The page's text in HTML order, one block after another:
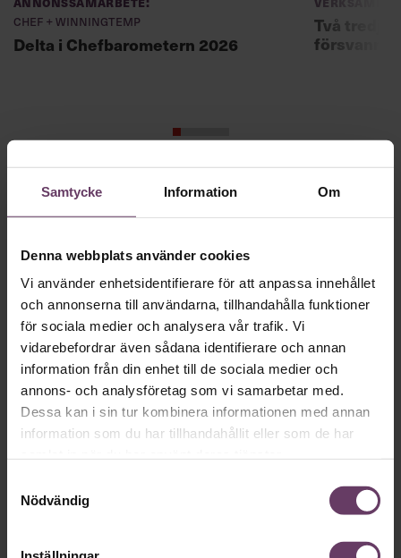
Samtycke Information Om
Denna webbplats använder cookies
Vi använder enhetsidentifierare för att anpassa innehållet
och annonserna till användarna, tillhandahålla funktioner
för sociala medier och analysera vår trafik. Vi
vidarebefordrar även sådana identifierare och annan
information från din enhet till de sociala medier och
annons- och analysföretag som vi samarbetar med.
Dessa kan i sin tur kombinera informationen med annan
information som du har tillhandahållit eller som de har
Nödvändig
Chef + Winningtemp
Delta i Chefbarometern 2026
Två
försvann
Skriv som en vd med en
app
MVH VD
Kan en app som förvandlar
text till korthugget vd-språk – utan
artighetsfraser, men gärna stavfel – vara
vägen för den som vill nå fram till
toppcheferna?